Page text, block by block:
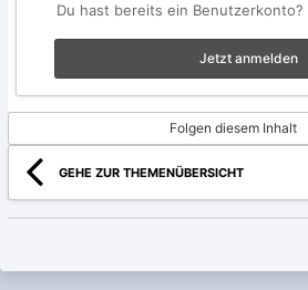
Du hast bereits ein
Jetzt anmelden
Folgen diesem Inhalt
GEHE ZUR THEMENÜBERSICHT